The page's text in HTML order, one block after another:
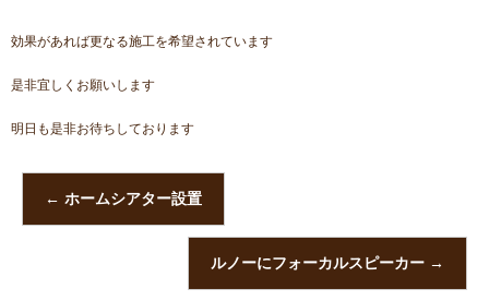
効果があれば更なる施工を希望されています
是非宜しくお願いします
明日も是非お待ちしております
← ホームシアター設置
ルノーにフォーカルスピーカー →